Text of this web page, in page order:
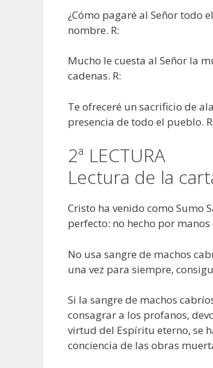
¿Cómo pagaré al Señor todo
nombre. R:
Mucho le cuesta al Señor la
cadenas. R:
Te ofreceré un sacrificio de
presencia de todo el pueblo.
2ª LECTURA
Lectura de la
Cristo ha venido como Sumo
perfecto: no hecho por
No usa sangre de machos
una vez para siempre,
Si la sangre de machos
consagrar a los profanos,
virtud del Espíritu eterno, se
conciencia de las obras